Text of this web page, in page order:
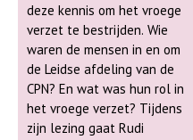
deze kennis om het vroege
verzet te bestrijden. Wie
waren de mensen in en om
de Leidse afdeling van de
CPN? En wat was hun rol in
het vroege verzet? Tijdens
zijn lezing gaat Rudi